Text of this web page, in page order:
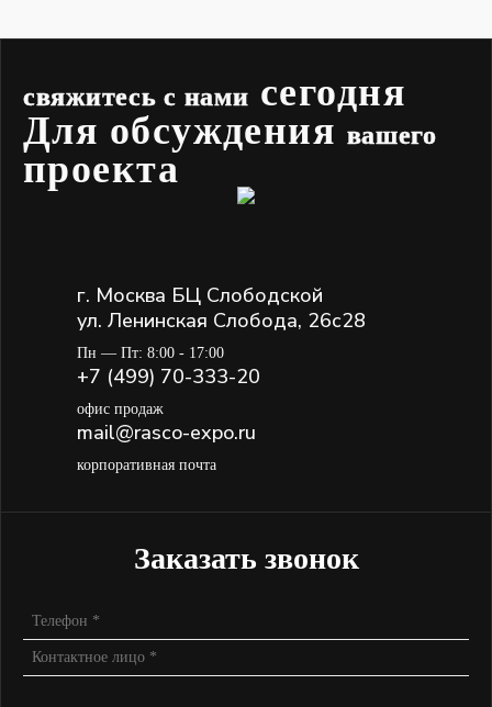
свяжитесь с нами сегодня
Для обсуждения вашего
проекта
г. Москва БЦ Слободской
ул. Ленинская Слобода, 26с28
Пн — Пт: 8:00 - 17:00
+7 (499) 70-333-20
офис продаж
mail@rasco-expo.ru
корпоративная почта
Заказать звонок